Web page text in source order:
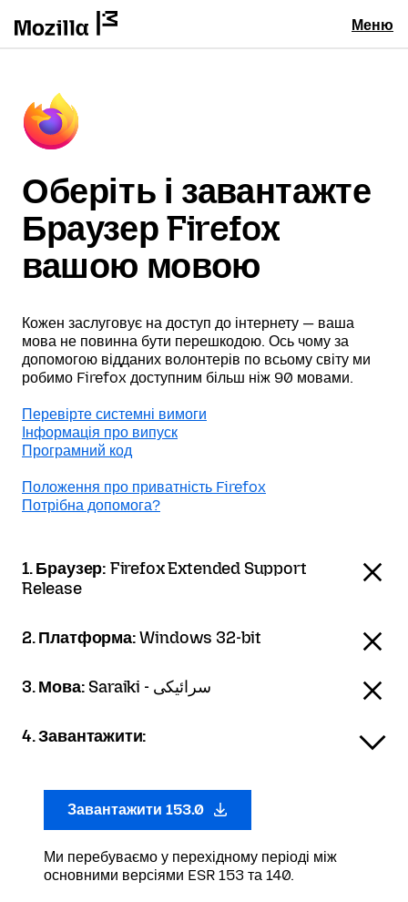
Меню
Оберіть і завантажте
Браузер Firefox
вашою мовою
Кожен заслуговує на доступ до інтернету — ваша
мова не повинна бути перешкодою. Ось чому за
допомогою відданих волонтерів по всьому світу ми
робимо Firefox доступним більш ніж 90 мовами.
Перевірте системні вимоги
Інформація про випуск
Програмний код
Положення про приватність Firefox
Потрібна допомога?
1. Браузер: Firefox Extended Support
Release
2. Платформа:Windows 32-bit
3. Мова: Saraiki - سرائیکی
4. Завантажити:
Завантажити 153.0
Ми перебуваємо у перехідному періоді між
основними версіями ESR 153 та 140.